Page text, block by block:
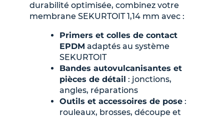
durabilité optimisée, combinez votre
membrane SEKURTOIT 1,14 mm avec :
Primers et colles de contact
EPDM adaptés au système
SEKURTOIT
Bandes autovulcanisantes et
pièces de détail : jonctions,
angles, réparations
Outils et accessoires de pose :
rouleaux, brosses, découpe et